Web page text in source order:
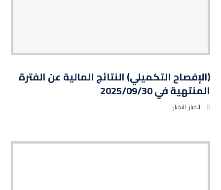
(الإفصاح التكميلي) النتائج المالية عن الفترة
المنتهية في 2025/09/30
الاخبار,الاخبار